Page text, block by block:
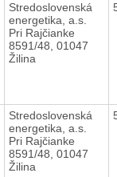
Stredoslovenská
energetika, a.s.
Pri Rajčianke
8591/48, 01047
Žilina
Stredoslovenská
energetika, a.s.
Pri Rajčianke
8591/48, 01047
Žilina